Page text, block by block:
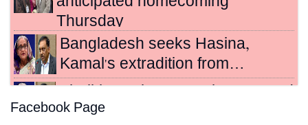
Thursday
Bangladesh seeks Hasina,
Kamal's extradition from…
to death for crimes…
Facebook Page